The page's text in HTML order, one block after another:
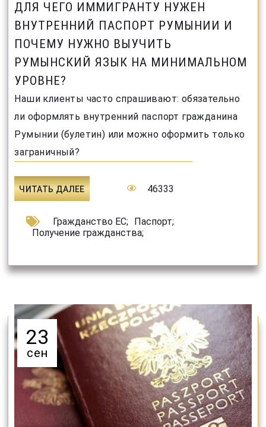
ДЛЯ ЧЕГО ИММИГРАНТУ НУЖЕН
ВНУТРЕННИЙ ПАСПОРТ РУМЫНИИ И
ПОЧЕМУ НУЖНО ВЫУЧИТЬ
РУМЫНСКИЙ ЯЗЫК НА МИНИМАЛЬНОМ
УРОВНЕ?
Наши клиенты часто спрашивают: обязательно
ли оформлять внутренний паспорт гражданина
Румынии (булетин) или можно оформить только
заграничный?
ЧИТАТЬ ДАЛЕЕ 46333
Гражданство ЕС; Паспорт;
Получение гражданства;
23
сен